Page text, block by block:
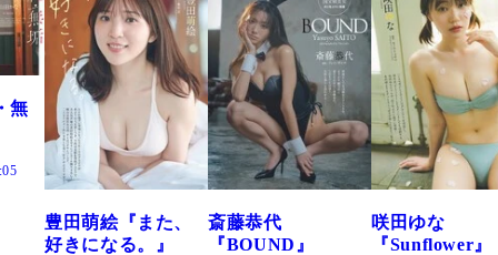
斎藤恭代
『BOUND』
咲田ゆな
『Sunflower』
藤水咲桜『花
だまり』